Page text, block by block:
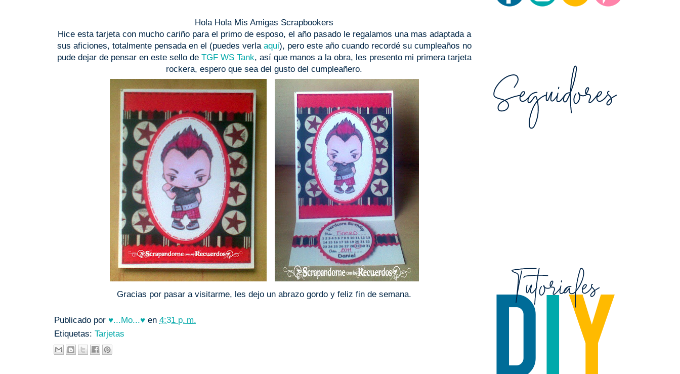
Hola Hola Mis Amigas Scrapbookers
Hice esta tarjeta con mucho cariño para el primo de esposo, el año pasado le regalamos una mas adaptada a
sus aficiones, totalmente pensada en el (puedes verla aqui), pero este año cuando recordé su cumpleaños no
pude dejar de pensar en este sello de TGF WS Tank, así que manos a la obra, les presento mi primera tarjeta
rockera, espero que sea del gusto del cumpleañero.
Gracias por pasar a visitarme, les dejo un abrazo gordo y feliz fin de semana.
Publicado por ♥...Mo...♥ en 4:31 p. m.
Etiquetas: Tarjetas